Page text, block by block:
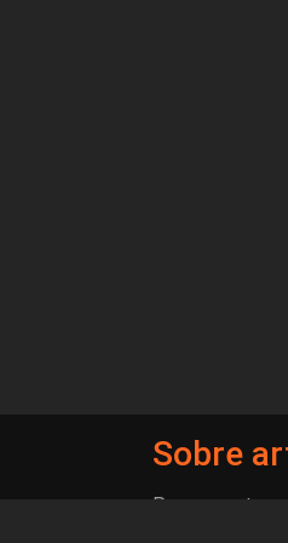
Sobre
Para ponerte